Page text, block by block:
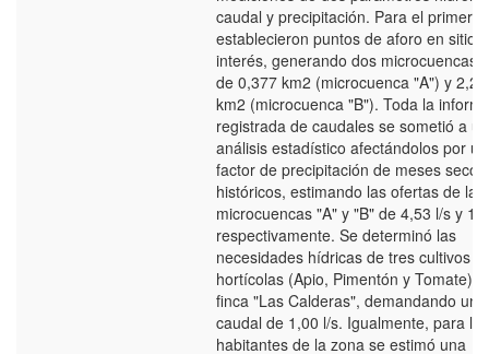
caudal y precipitación. Para el primero
establecieron puntos de aforo en sitios
interés, generando dos microcuencas,
de 0,377 km2 (microcuenca "A") y
km2 (microcuenca "B"). Toda la
registrada de caudales se sometió a un
análisis estadístico afectándolos por un
factor de precipitación de meses secos
históricos, estimando las ofertas de las
microcuencas "A" y "B" de 4,53 l/s y
respectivamente. Se determinó las
necesidades hídricas de tres cultivos
hortícolas (Apio, Pimentón y Tomate)
finca "Las Calderas", demandando un
caudal de 1,00 l/s. Igualmente, para los
habitantes de la zona se estimó una